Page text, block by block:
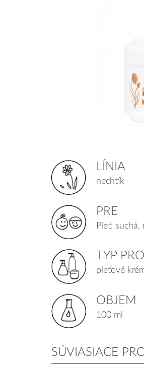
LÍNIA
nechtík
PRE
Pleť: suchá,
TYP
pleťové
OBJEM
100 ml
SÚVIASIACE